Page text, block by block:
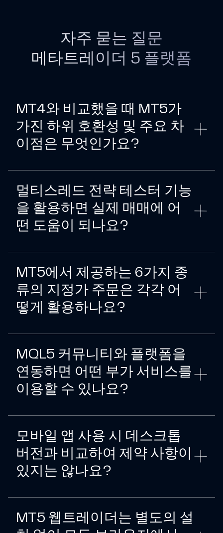
자주 묻는 질문
메타트레이더 5 플랫폼
MT4와 비교했을 때 MT5가
가진 하위 호환성 및 주요 차
이점은 무엇인가요?
멀티스레드 전략 테스터 기능
을 활용하면 실제 매매에 어
떤 도움이 되나요?
MT5에서 제공하는 6가지 종
류의 지정가 주문은 각각 어
떻게 활용하나요?
MQL5 커뮤니티와 플랫폼을
연동하면 어떤 부가 서비스를
이용할 수 있나요?
모바일 앱 사용 시 데스크톱
버전과 비교하여 제약 사항이
있지는 않나요?
MT5 웹트레이더는 별도의 설